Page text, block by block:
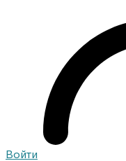
Войти